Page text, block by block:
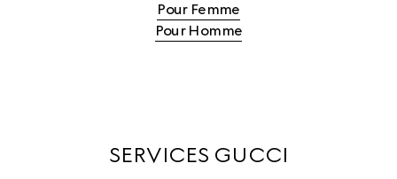
Pour Femme
Pour Homme
SERVICES GUCCI